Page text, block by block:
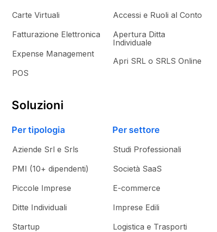
Carte Virtuali
Fatturazione Elettronica
Expense Management
POS
Accessi e Ruoli al Conto
Apertura Ditta
Individuale
Apri SRL o SRLS Online
Soluzioni
Per tipologia
Aziende Srl e Srls
PMI (10+ dipendenti)
Piccole Imprese
Ditte Individuali
Startup
Per settore
Studi Professionali
Società SaaS
E-commerce
Imprese Edili
Logistica e Trasporti